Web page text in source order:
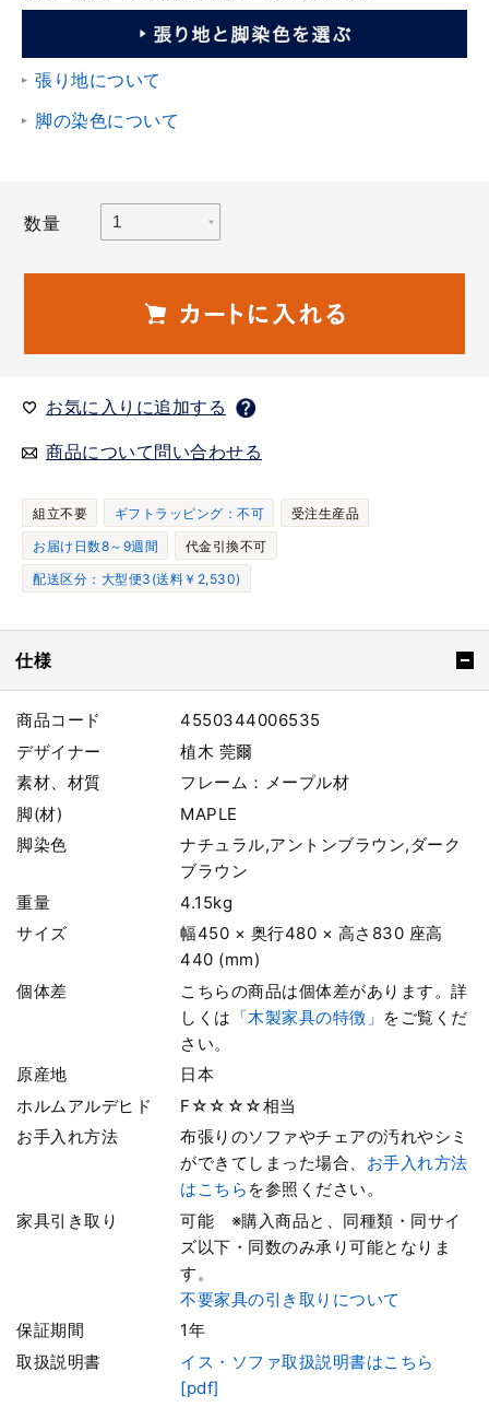
張り地について
脚の染色について
数量
お気に入りに追加する
商品について問い合わせる
組立不要 ギフトラッピング：不可
受注生産品
お届け日数8～9週間
代金引換不可
配送区分：大型便3(送料￥2,530)
仕様
商品コード
4550344006535
デザイナー
植木 莞爾
素材、材質
フレーム：メープル材
脚(材)
MAPLE
脚染色
ナチュラル,アントンブラウン,ダーク
ブラウン
重量
4.15kg
サイズ
幅450 × 奥行480 × 高さ830 座高
440 (mm)
個体差
こちらの商品は個体差があります。詳
しくは 「木製家具の特徴」 をご覧くだ
さい。
原産地
日本
ホルムアルデヒド
F☆☆☆☆相当
お手入れ方法
布張りのソファやチェアの汚れやシミ
ができてしまった場合、 お手入れ方法
はこちら を参照ください。
家具引き取り
可能 ※購入商品と、同種類・同サイ
ズ以下・同数のみ承り可能となりま
す。
不要家具の引き取りについて
保証期間
1年
取扱説明書
イス・ソファ取扱説明書はこちら
[pdf]